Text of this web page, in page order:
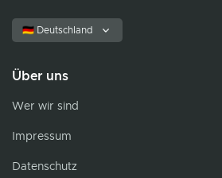
🇩🇪 Deutschland
Über uns
Wer wir sind
Impressum
Datenschutz